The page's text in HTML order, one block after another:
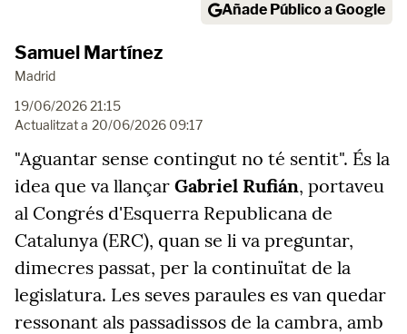
Añade Público a Google
Samuel Martínez
Madrid
19/06/2026 21:15
Actualitzat a 20/06/2026 09:17
"Aguantar sense contingut no té sentit". És la
idea que va llançar Gabriel Rufián, portaveu
al Congrés d'Esquerra Republicana de
Catalunya (ERC), quan se li va preguntar,
dimecres passat, per la continuïtat de la
legislatura. Les seves paraules es van quedar
ressonant als passadissos de la cambra, amb